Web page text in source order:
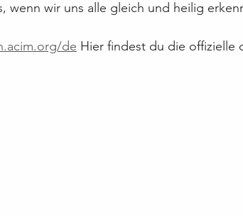
wenn wir uns alle gleich und heilig
de Hier findest du die offizielle